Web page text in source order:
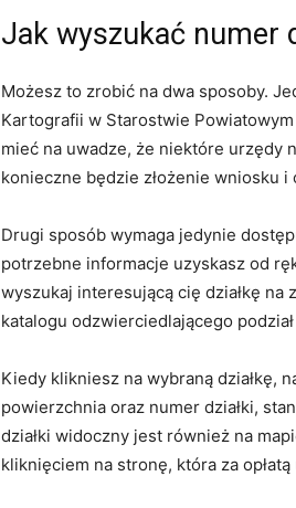
Jak wyszukać numer
Możesz to zrobić na dwa sposoby.
Kartografii w Starostwie
mieć na uwadze, że niektóre urzędy
konieczne będzie złożenie wniosku
Drugi sposób wymaga jedynie
potrzebne informacje uzyskasz od
wyszukaj interesującą cię działkę
katalogu odzwierciedlającego
Kiedy klikniesz na wybraną działkę,
powierzchnia oraz numer działki,
działki widoczny jest również na
kliknięciem na stronę, która za